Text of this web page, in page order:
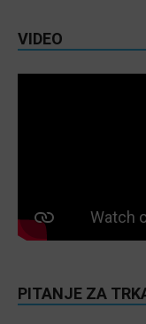
VIDEO
PITANJE ZA